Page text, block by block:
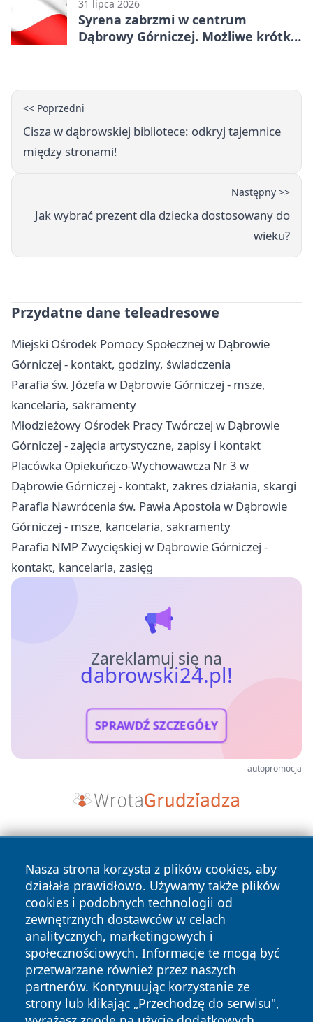
31 lipca 2026
Syrena zabrzmi w centrum
Dąbrowy Górniczej. Możliwe krótkie
<< Poprzedni
Cisza w dąbrowskiej bibliotece: odkryj tajemnice
między stronami!
Następny >>
Jak wybrać prezent dla dziecka dostosowany do
wieku?
Przydatne dane teleadresowe
Miejski Ośrodek Pomocy Społecznej w Dąbrowie
Górniczej - kontakt, godziny, świadczenia
Parafia św. Józefa w Dąbrowie Górniczej - msze,
kancelaria, sakramenty
Młodzieżowy Ośrodek Pracy Twórczej w Dąbrowie
Górniczej - zajęcia artystyczne, zapisy i kontakt
Placówka Opiekuńczo-Wychowawcza Nr 3 w
Dąbrowie Górniczej - kontakt, zakres działania, skargi
Parafia Nawrócenia św. Pawła Apostoła w Dąbrowie
Górniczej - msze, kancelaria, sakramenty
Parafia NMP Zwycięskiej w Dąbrowie Górniczej -
kontakt, kancelaria, zasięg
Zareklamuj się na
dabrowski24.pl!
SPRAWDŹ SZCZEGÓŁY
autopromocja
Nasza strona korzysta z plików cookies, aby
działała prawidłowo. Używamy także plików
cookies i podobnych technologii od
zewnętrznych dostawców w celach
analitycznych, marketingowych i
społecznościowych. Informacje te mogą być
przetwarzane również przez naszych
partnerów. Kontynuując korzystanie ze
strony lub klikając „Przechodzę do serwisu",
Copyright © 2026 dabrowski24.pl Wszystkie prawa
zastrzeżone.
News Autorzy
Polityka
Prywatności
Polityka
Cookies